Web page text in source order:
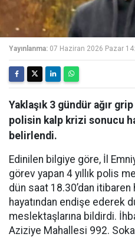
Yayınlanma: 07 Haziran 2026 Pazar
Yaklaşık 3 gündür ağır
polisin kalp krizi sonucu
belirlendi.
Edinilen bilgiye göre, İl
görev yapan 4 yıllık polis
dün saat 18.30’dan itibaren
hayatından endişe ederek
meslektaşlarına bildirdi.
Aziziye Mahallesi 992.